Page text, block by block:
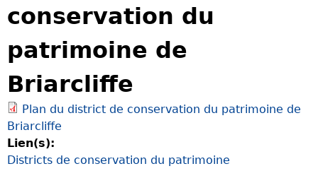
e
y
o
u
r
S
e
a
r
c
conservation du
patrimoine de
Briarcliffe
Plan du district de conservation du patrimoine de
Briarcliffe
Lien(s):
Districts de conservation du patrimoine